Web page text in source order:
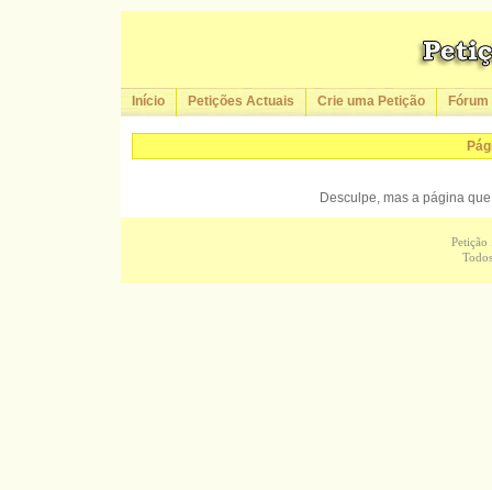
Início Petições Actuais Crie uma Petição Fórum
Desculpe, mas a página
Petição